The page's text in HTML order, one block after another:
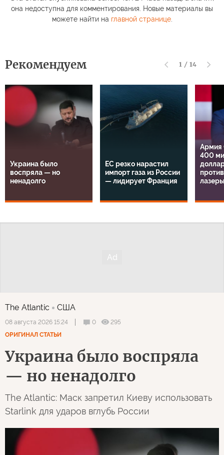
она недоступна для комментирования. Новые материалы вы
можете найти на главной странице.
Рекомендуем 1 / 14
Украина было
воспряла — но
ненадолго
ЕС резко нарастил
импорт газа из России
— лидирует Франция
Армия
400
лазеры
The Atlantic США
08 августа 2026 15:24 0
295
ОРИГИНАЛ СТАТЬИ
Украина было воспряла
— но ненадолго
The Atlantic: Маск запретил Киеву использовать
Starlink для ударов вглубь России